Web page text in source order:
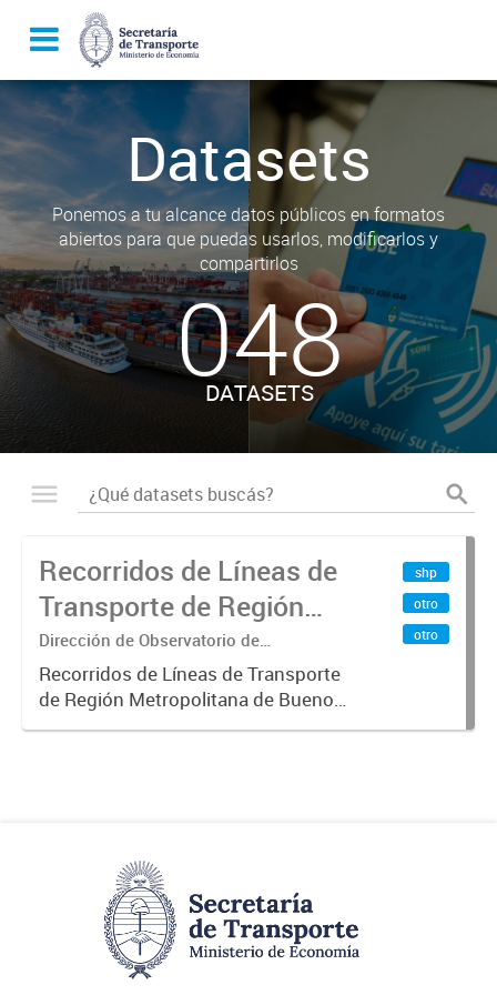
Datasets
Ponemos a tu alcance datos públicos en formatos
abiertos para que puedas usarlos, modificarlos y
compartirlos
048
DATASETS
Recorridos de Líneas de
Transporte de Región
Metropolitana de
Buenos Aires (RMBA)
Dirección de Observatorio de
Transporte, Estudio y Sistemas
Recorridos de Líneas de Transporte
de Región Metropolitana de Buenos
Aires (RMBA).-
shp
otro
otro